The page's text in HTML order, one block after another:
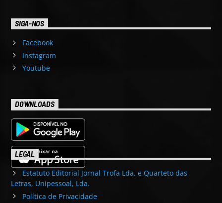
SIGA-NOS
Facebook
Instagram
Youtube
DOWNLOADS
LEGAL
Estatuto Editorial Jornal Trofa Lda. e Quarteto das
Letras, Unipessoal, Lda.
Política de Privacidade